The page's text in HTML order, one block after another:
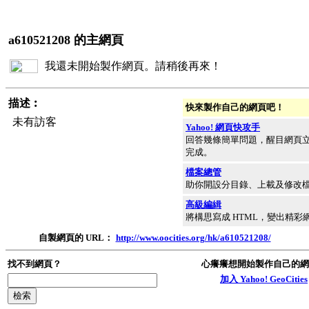
a610521208 的主網頁
我還未開始製作網頁。請稍後再來！
描述︰
未有訪客
快來製作自己的網頁吧！
Yahoo! 網頁快攻手
回答幾條簡單問題，醒目網頁
完成。
檔案總管
助你開設分目錄、上載及修改
高級編緝
將構思寫成 HTML，變出精彩
自製網頁的 URL： http://www.oocities.org/hk/a610521208/
找不到網頁？
心癢癢想開始製作自己的
加入 Yahoo! GeoCities